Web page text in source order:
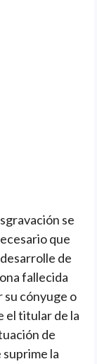
se
que
de
fallecida
su cónyuge o
el titular de la
de
la